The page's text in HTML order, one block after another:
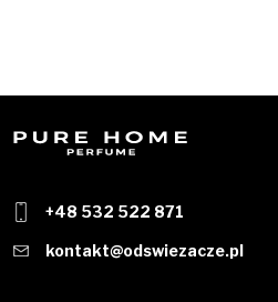
+48 532 522 871
kontakt@odswiezacze.pl